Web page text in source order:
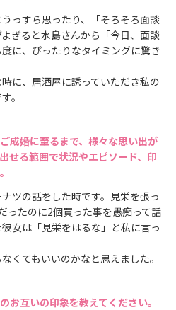
っすら思ったり、「そろそろ面談
ぎると水島さんから「今日、面談
に、ぴったりなタイミングに驚き
に、居酒屋に誘っていただき私の
。
成婚に至るまで、様々な思い出が
せる範囲で状況やエピソード、印
ツの話をした時です。見栄を張っ
ったのに2個買った事を愚痴って話
女は「見栄をはるな」と私に言っ
くてもいいのかなと思えました。
お互いの印象を教えてください。